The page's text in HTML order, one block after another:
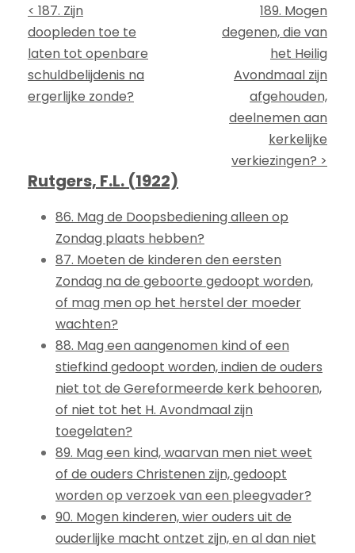
< 187. Zijn
doopleden toe te
laten tot openbare
schuldbelijdenis na
ergerlijke zonde?
189. Mogen
degenen, die van
het Heilig
Avondmaal zijn
afgehouden,
deelnemen aan
kerkelijke
verkiezingen? >
Rutgers, F.L. (1922)
86. Mag de Doopsbediening alleen op
Zondag plaats hebben?
87. Moeten de kinderen den eersten
Zondag na de geboorte gedoopt worden,
of mag men op het herstel der moeder
wachten?
88. Mag een aangenomen kind of een
stiefkind gedoopt worden, indien de ouders
niet tot de Gereformeerde kerk behooren,
of niet tot het H. Avondmaal zijn
toegelaten?
89. Mag een kind, waarvan men niet weet
of de ouders Christenen zijn, gedoopt
worden op verzoek van een pleegvader?
90. Mogen kinderen, wier ouders uit de
ouderlijke macht ontzet zijn, en al dan niet